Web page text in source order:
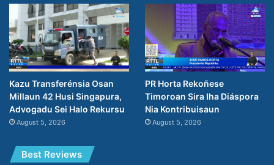
Kazu Transferénsia Osan
Millaun 42 Husi Singapura,
Advogadu Sei Halo Rekursu
August 5, 2026
PR Horta Rekoñese
Timoroan Sira Iha Diáspora
Nia Kontribuisaun
August 5, 2026
Best Reviews